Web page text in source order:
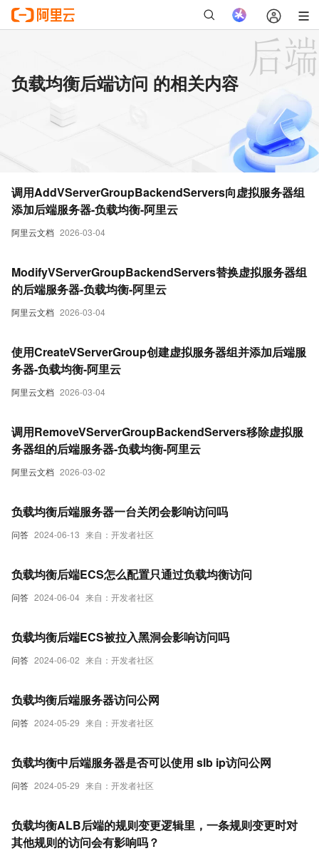
负载均衡后端访问 的相关内容
阿里云文档 2026-03-04
调用AddVServerGroupBackendServers向虚拟服务器组
添加后端服务器-负载均衡-阿里云
阿里云文档 2026-03-04
ModifyVServerGroupBackendServers替换虚拟服务器组
的后端服务器-负载均衡-阿里云
阿里云文档 2026-03-04
使用CreateVServerGroup创建虚拟服务器组并添加后端服
务器-负载均衡-阿里云
阿里云文档 2026-03-02
调用RemoveVServerGroupBackendServers移除虚拟服
务器组的后端服务器-负载均衡-阿里云
问答 2024-06-13 来自：开发者社区
负载均衡后端服务器一台关闭会影响访问吗
问答 2024-06-04 来自：开发者社区
负载均衡后端ECS怎么配置只通过负载均衡访问
问答 2024-06-02 来自：开发者社区
负载均衡后端ECS被拉入黑洞会影响访问吗
问答 2024-05-29 来自：开发者社区
负载均衡后端服务器访问公网
问答 2024-05-29 来自：开发者社区
负载均衡中后端服务器是否可以使用 slb ip访问公网
负载均衡ALB后端的规则变更逻辑里，一条规则变更时对
其他规则的访问会有影响吗？